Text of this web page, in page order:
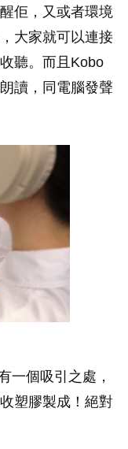
佢，又或者環境
大家就可以連接
聽。而且Kobo
讀，同電腦發聲
一個吸引之處，
塑膠製成！絕對